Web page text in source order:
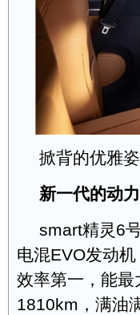
掀背的优雅
新一代的动
smart精灵6
电混EVO发动
效率第一，能最
1810km，满油